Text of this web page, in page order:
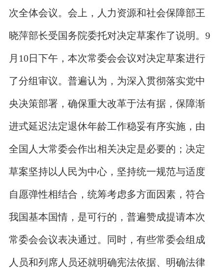
次全体会议。会上，人力资源和社会保障部王
晓萍部长受国务院委托对决定草案作了说明。9
月10日下午，本次常委会会议对决定草案进行
了分组审议。普遍认为，为深入贯彻落实党中
央决策部署，确保重大改革于法有据，保障渐
进式延迟法定退休年龄工作稳妥有序实施，由
全国人大常委会作出相关决定是必要的；决定
草案坚持以人民为中心，坚持统一规范与适度
自愿弹性相结合，统筹考虑多方面因素，符合
我国基本国情，是可行的，普遍赞成提请本次
常委会会议表决通过。同时，有些常委会组成
人员和列席人员还就明确宪法依据、明确法律